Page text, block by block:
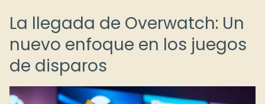
La llegada de Overwatch: Un
nuevo enfoque en los juegos
de disparos